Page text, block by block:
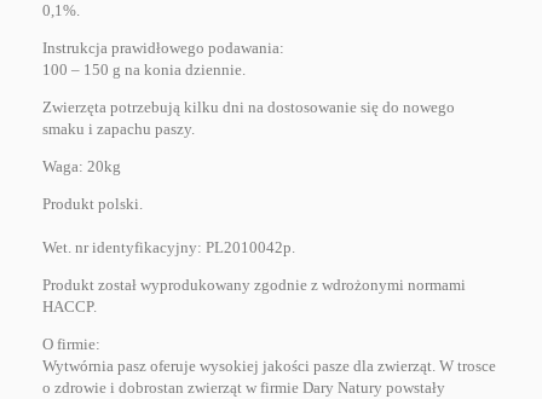
0,1%.
Instrukcja prawidłowego podawania:
100 – 150 g na konia dziennie.
Zwierzęta potrzebują kilku dni na dostosowanie się do nowego
smaku i zapachu paszy.
Waga: 20kg
Produkt polski.
Wet. nr identyfikacyjny: PL2010042p.
Produkt został wyprodukowany zgodnie z wdrożonymi normami
HACCP.
O firmie:
Wytwórnia pasz oferuje wysokiej jakości pasze dla zwierząt. W trosce
o zdrowie i dobrostan zwierząt w firmie Dary Natury powstały